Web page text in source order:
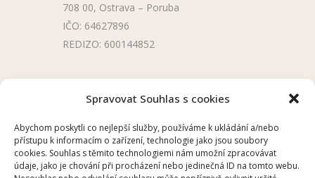
Spravovat Souhlas s cookies
Abychom poskytli co nejlepší služby, používáme k ukládání a/nebo
přístupu k informacím o zařízení, technologie jako jsou soubory
cookies. Souhlas s těmito technologiemi nám umožní zpracovávat
údaje, jako je chování při procházení nebo jedinečná ID na tomto webu.
708 00, Ostrava – Poruba
IČO: 64627896
REDIZO: 600144852
Úřední deska
Školní aplikace